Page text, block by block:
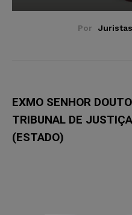
Por Juristas
EXMO SENHOR
TRIBUNAL DE
(ESTADO)